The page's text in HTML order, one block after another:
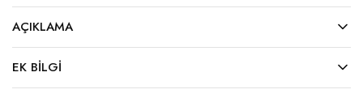
AÇIKLAMA
EK BILGI